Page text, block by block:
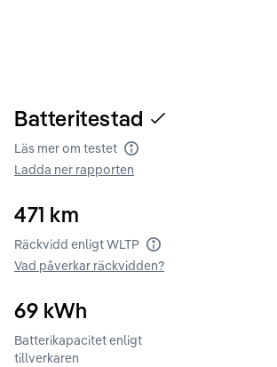
Batteritestad
Läs mer om testet Batteritest
Ladda ner rapporten
471 km
Räckvidd enligt WLTP Räckvidd enligt WLTP
Vad påverkar räckvidden?
69 kWh
Batterikapacitet enligt
tillverkaren